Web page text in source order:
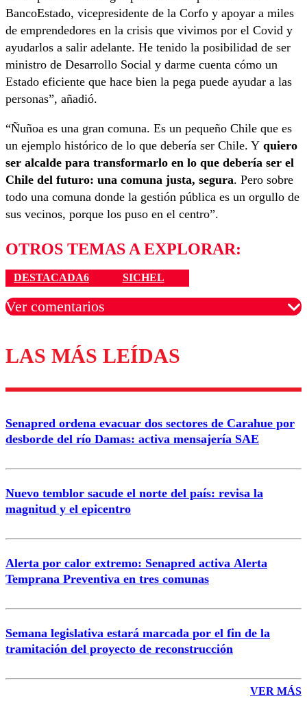
BancoEstado, vicepresidente de la Corfo y apoyar a miles
de emprendedores en la crisis que vivimos por el Covid y
ayudarlos a salir adelante. He tenido la posibilidad de ser
ministro de Desarrollo Social y darme cuenta cómo un
Estado eficiente que hace bien la pega puede ayudar a las
personas”, añadió.
“Ñuñoa es una gran comuna. Es un pequeño Chile que es
un ejemplo histórico de lo que debería ser Chile. Y quiero
ser alcalde para transformarlo en lo que debería ser el
Chile del futuro: una comuna justa, segura. Pero sobre
todo una comuna donde la gestión pública es un orgullo de
sus vecinos, porque los puso en el centro”.
OTROS TEMAS A EXPLORAR:
DESTACADA6 SICHEL
Ver comentarios
Los comentarios son moderados para garantizar un
diálogo respetuoso.
Nombre
Correo
LAS MÁS LEÍDAS
Senapred ordena evacuar dos sectores de Carahue por
desborde del río Damas: activa mensajería SAE
Nuevo temblor sacude el norte del país: revisa la
magnitud y el epicentro
Alerta por calor extremo: Senapred activa Alerta
Temprana Preventiva en tres comunas
Semana legislativa estará marcada por el fin de la
tramitación del proyecto de reconstrucción
VER MÁS